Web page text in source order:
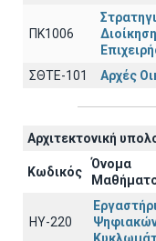
ΠΚ1006
ΣΘΤΕ-101 Αρχές
Αρχιτεκτoνική
Κωδικός
Όνομα
ΗΥ-220